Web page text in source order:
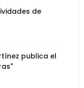
de
publica el